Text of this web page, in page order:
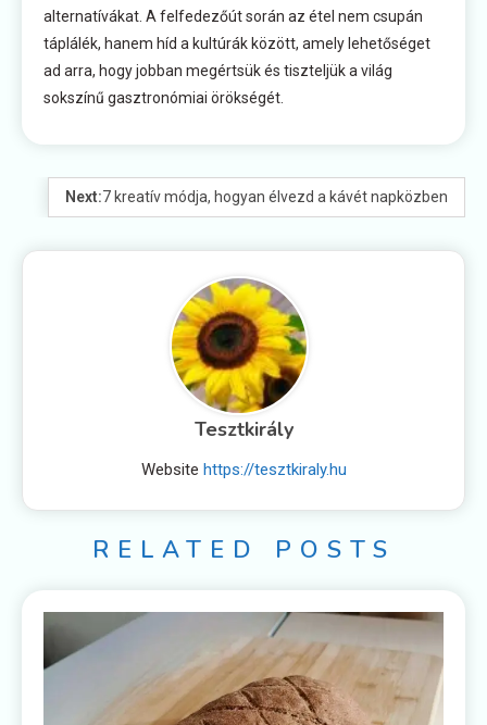
alternatívákat. A felfedezőút során az étel nem csupán
táplálék, hanem híd a kultúrák között, amely lehetőséget
ad arra, hogy jobban megértsük és tiszteljük a világ
sokszínű gasztronómiai örökségét.
Next:7 kreatív módja, hogyan élvezd a kávét napközben
Tesztkirály
Website https://tesztkiraly.hu
RELATED POSTS